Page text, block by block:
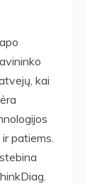
kai
patiems.